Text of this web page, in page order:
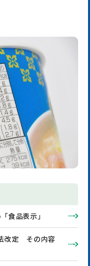
食品表示」
改定 その内容